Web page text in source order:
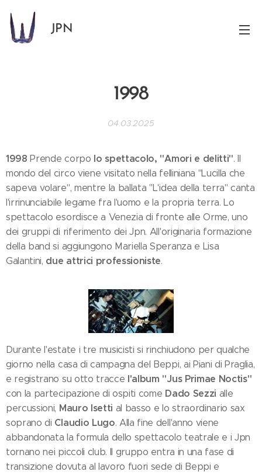
JPN
1998
04.03.2025
1998 Prende corpo lo spettacolo, "Amori e delitti". Il
mondo del circo viene visitato nella felliniana "Lucilla che
sapeva volare", mentre la ballata "L'idea della terra" canta
l'irrinunciabile legame fra l'uomo e la propria terra. Lo
spettacolo esordisce a Venezia di fronte alle Orme, uno
dei gruppi di riferimento dei Jpn. All'originaria formazione
della band si aggiungono Mariella Speranza e Lisa
Galantini, due attrici professioniste.
Durante l'estate i tre musicisti si rinchiudono per qualche
giorno nella casa di campagna del Beppi, ai Piani di Praglia,
e registrano su otto tracce l'album "Jus Primae Noctis"
con la partecipazione di ospiti come Dado Sezzi alle
percussioni, Mauro Isetti al basso e lo straordinario sax
soprano di Claudio Lugo. Alla fine dell'anno viene
abbandonata la formula dello spettacolo teatrale e i Jpn
tornano nei piccoli club. Il gruppo entra in una fase di
transizione dovuta al lavoro fuori sede di Beppi e